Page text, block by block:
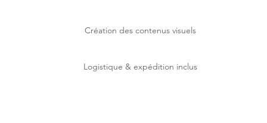
Création des contenus visuels
Logistique & expédition inclus